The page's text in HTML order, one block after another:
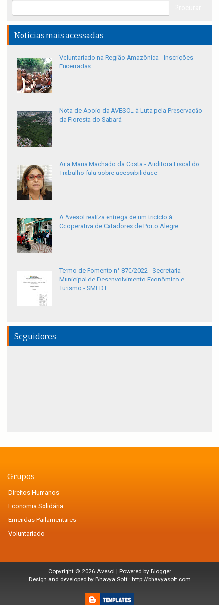
Notícias mais acessadas
Voluntariado na Região Amazônica - Inscrições
Encerradas
Nota de Apoio da AVESOL à Luta pela Preservação
da Floresta do Sabará
Ana Maria Machado da Costa - Auditora Fiscal do
Trabalho fala sobre acessibilidade
A Avesol realiza entrega de um triciclo à
Cooperativa de Catadores de Porto Alegre
Termo de Fomento n° 870/2022 - Secretaria
Municipal de Desenvolvimento Econômico e
Turismo - SMEDT.
Seguidores
Grupos
Direitos Humanos
Economia Solidária
Emendas Parlamentares
Voluntariado
Copyright © 2026 Avesol | Powered by Blogger
Design and developed by Bhavya Soft : http://bhavyasoft.com